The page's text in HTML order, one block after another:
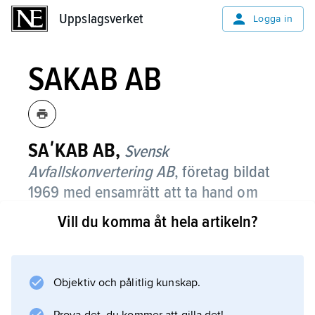
Uppslagsverket Logga in
SAKAB AB
SAʹKAB AB, Svensk
Avfallskonvertering AB,företag bildat
1969 med ensamrätt att ta hand om
svenskt farligt avfall samt förbränning
av hushållsavfall och därmed jämförligt
SAKAB destruerar, stabiliserar eller deponerar
Vill du komma åt hela artikeln?
Objektiv och pålitlig kunskap.